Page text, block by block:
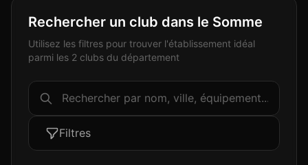
Rechercher un club dans le Somme
Utilisez les filtres pour trouver l'établissement idéal
parmi les 2 clubs du département
Filtres